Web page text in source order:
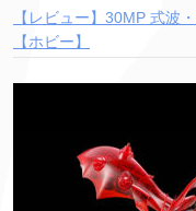
【レビュー】30MP 式波
【ホビー】